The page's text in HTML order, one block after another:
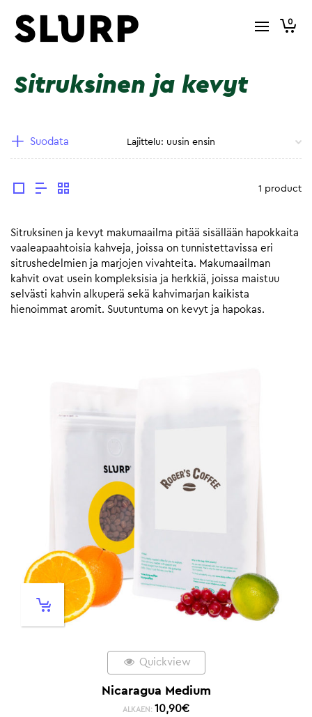
0
Sitruksinen ja kevyt
Suodata
1 product
Sitruksinen ja kevyt makumaailma pitää sisällään hapokkaita
vaaleapaahtoisia kahveja, joissa on tunnistettavissa eri
sitrushedelmien ja marjojen vivahteita. Makumaailman
kahvit ovat usein kompleksisia ja herkkiä, joissa maistuu
selvästi kahvin alkuperä sekä kahvimarjan kaikista
hienoimmat aromit. Suutuntuma on kevyt ja hapokas.
Quickview
Nicaragua Medium
ALKAEN: 10,90€